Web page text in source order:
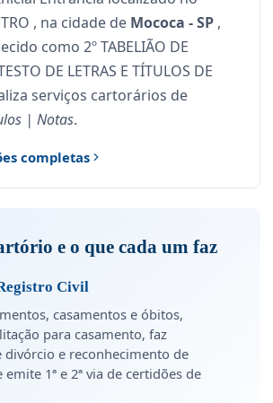
, na cidade de Mococa - SP ,
como 2º TABELIÃO DE
DE LETRAS E TÍTULOS DE
serviços cartorários de
| Notas.
completas
e o que cada um faz
Civil
casamentos e óbitos,
para casamento, faz
divórcio e reconhecimento de
1ª e 2ª via de certidões de